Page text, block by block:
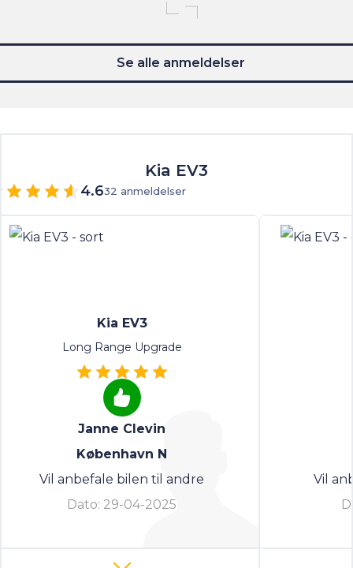
Se alle anmeldelser
Kia EV3
4.632 anmeldelser
Kia EV3
Long Range Upgrade
Janne Clevin
København N
Vil anbefale bilen til andre
Dato: 29-04-2025
Vil